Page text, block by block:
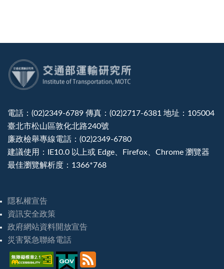
電話：(02)2349-6789 傳真：(02)2717-6381 地址：105004
臺北市松山區敦化北路240號
廉政檢舉專線電話：(02)2349-6780
建議使用：IE10.0 以上或 Edge、Firefox、Chrome 瀏覽器
最佳瀏覽解析度：1366*768
隱私權宣告
資訊安全政策
政府網站資料開放宣告
災害緊急聯絡電話